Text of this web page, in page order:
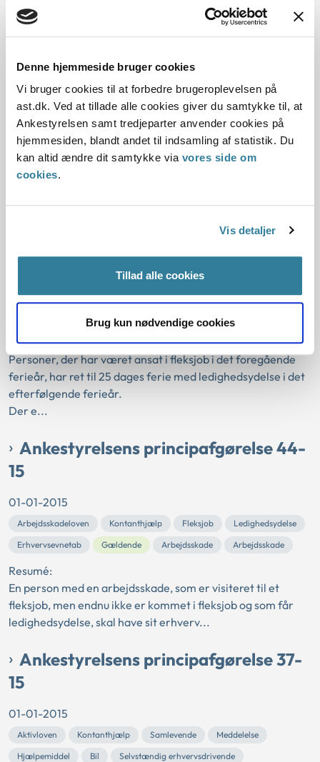
Denne hjemmeside bruger cookies
Vi bruger cookies til at forbedre brugeroplevelsen på
ast.dk. Ved at tillade alle cookies giver du samtykke til, at
Ankestyrelsen samt tredjeparter anvender cookies på
hjemmesiden, blandt andet til indsamling af statistik. Du
kan altid ændre dit samtykke via vores side om
cookies.
Vis detaljer
Tillad alle cookies
Brug kun nødvendige cookies
Ankestyrelsens principafgørelse 8-16
Aktivloven Tilbagebetaling
Ledighedsydelse
Bibeskæftigelse
Gældende
Selvstændig virksomhed
Kommunal
Resumé:
Når kommunen skal vurdere, om en
ledighedsydelsesmodtagers aktiviteter er selvstændig
for vurde...
Ankestyrelsens principafgørelse 7-16
Aktivloven Fleksjob Ledighedsydelse Ferie
Lock-out
Resumé:
Personer, der har været ansat i fleksjob i det foregående
ferieår, har ret til 25 dages ferie med ledighedsydelse i det
efterfølgende ferieår.
Der e...
Ankestyrelsens principafgørelse 44-
15
01-01-2015
Arbejdsskadeloven Kontanthjælp Fleksjob
Ledighedsydelse
Erhvervsevnetab
Gældende Arbejdsskade Arbejdsskade
Resumé:
En person med en arbejdsskade, som er visiteret til et
fleksjob, men endnu ikke er kommet i fleksjob og som får
ledighedsydelse, skal have sit erhverv...
Ankestyrelsens principafgørelse 37-
15
01-01-2015
Aktivloven Kontanthjælp Samlevende
Meddelelse
Hjælpemiddel
Bil
Selvstændig erhvervsdrivende